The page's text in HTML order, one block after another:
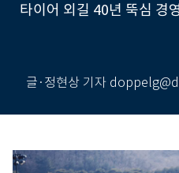
타이어 외길 40년 뚝심 경
글·정현상 기자